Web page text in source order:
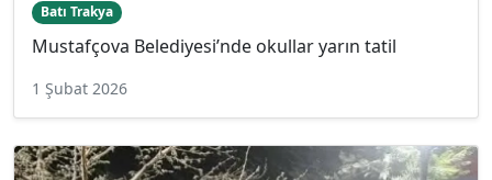
Batı Trakya
Mustafçova Belediyesi’nde okullar yarın tatil
1 Şubat 2026